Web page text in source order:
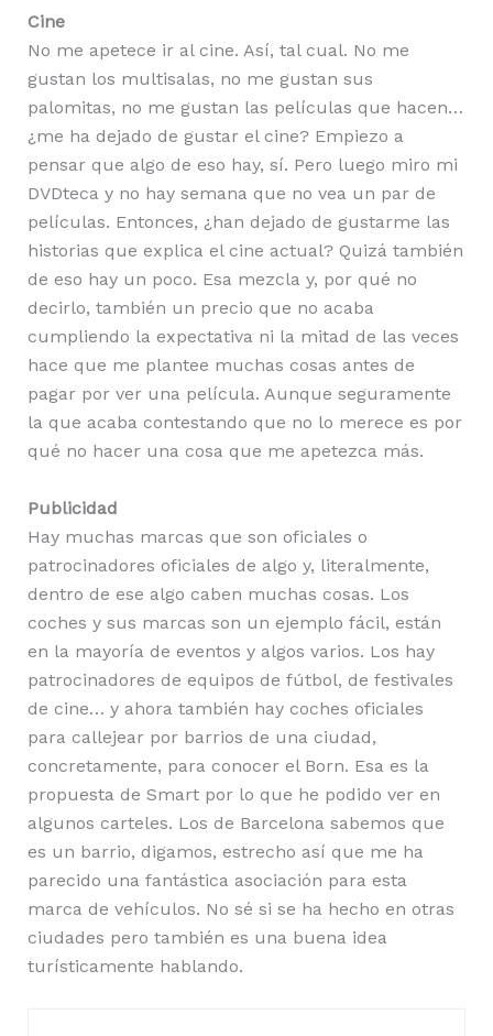
Cine
No me apetece ir al cine. Así, tal cual. No me
gustan los multisalas, no me gustan sus
palomitas, no me gustan las películas que hacen…
¿me ha dejado de gustar el cine? Empiezo a
pensar que algo de eso hay, sí. Pero luego miro mi
DVDteca y no hay semana que no vea un par de
películas. Entonces, ¿han dejado de gustarme las
historias que explica el cine actual? Quizá también
de eso hay un poco. Esa mezcla y, por qué no
decirlo, también un precio que no acaba
cumpliendo la expectativa ni la mitad de las veces
hace que me plantee muchas cosas antes de
pagar por ver una película. Aunque seguramente
la que acaba contestando que no lo merece es por
qué no hacer una cosa que me apetezca más.
Publicidad
Hay muchas marcas que son oficiales o
patrocinadores oficiales de algo y, literalmente,
dentro de ese algo caben muchas cosas. Los
coches y sus marcas son un ejemplo fácil, están
en la mayoría de eventos y algos varios. Los hay
patrocinadores de equipos de fútbol, de festivales
de cine… y ahora también hay coches oficiales
para callejear por barrios de una ciudad,
concretamente, para conocer el Born. Esa es la
propuesta de Smart por lo que he podido ver en
algunos carteles. Los de Barcelona sabemos que
es un barrio, digamos, estrecho así que me ha
parecido una fantástica asociación para esta
marca de vehículos. No sé si se ha hecho en otras
ciudades pero también es una buena idea
turísticamente hablando.